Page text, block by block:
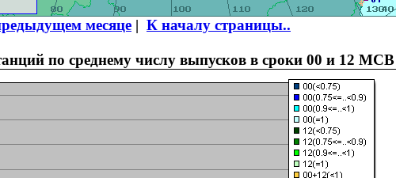
месяце | К началу страницы..
по среднему числу выпусков в сроки 00 и 12 МСВ